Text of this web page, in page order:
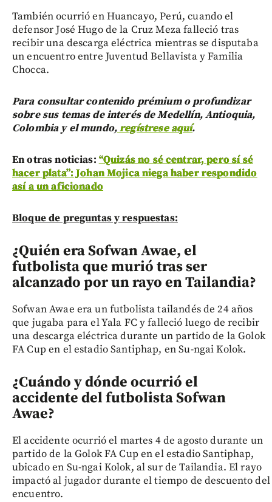
También ocurrió en Huancayo, Perú, cuando el
defensor José Hugo de la Cruz Meza falleció tras
recibir una descarga eléctrica mientras se disputaba
un encuentro entre Juventud Bellavista y Familia
Chocca.
Para consultar contenido prémium o profundizar
sobre sus temas de interés de Medellín, Antioquia,
Colombia y el mundo,regístrese aquí.
En otras noticias: “Quizás no sé centrar, pero sí sé
hacer plata”: Johan Mojica niega haber respondido
así a un aficionado
Bloque de preguntas y respuestas:
¿Quién era Sofwan Awae, el
futbolista que murió tras ser
alcanzado por un rayo en Tailandia?
Sofwan Awae era un futbolista tailandés de 24 años
que jugaba para el Yala FC y falleció luego de recibir
una descarga eléctrica durante un partido de la Golok
FA Cup en el estadio Santiphap, en Su-ngai Kolok.
¿Cuándo y dónde ocurrió el
accidente del futbolista Sofwan
Awae?
El accidente ocurrió el martes 4 de agosto durante un
partido de la Golok FA Cup en el estadio Santiphap,
ubicado en Su-ngai Kolok, al sur de Tailandia. El rayo
impactó al jugador durante el tiempo de descuento del
encuentro.